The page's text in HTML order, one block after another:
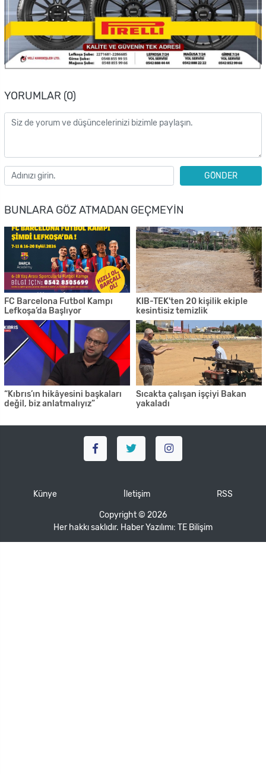
YORUMLAR (0)
GÖNDER
BUNLARA GÖZ ATMADAN GEÇMEYIN
FC Barcelona Futbol Kampı
Lefkoşa’da Başlıyor
KIB-TEK'ten 20 kişilik ekiple
kesintisiz temizlik
“Kıbrıs’ın hikâyesini başkaları
değil, biz anlatmalıyız”
Sıcakta çalışan işçiyi Bakan
yakaladı
Künye İletişim RSS
Copyright © 2026
Her hakkı saklıdır. Haber Yazılımı: TE Bilişim